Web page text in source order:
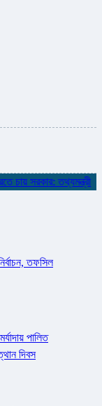
সরকার: তথ্যমন্ত্রী ✮
তফসিল
পালিত
দিবস